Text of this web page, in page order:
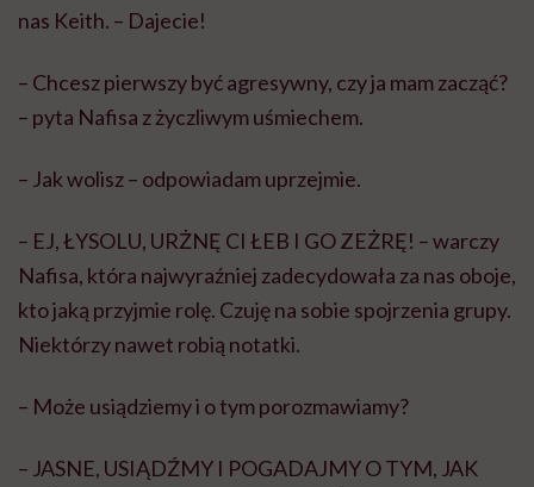
nas Keith. – Dajecie!
– Chcesz pierwszy być agresywny, czy ja mam zacząć?
– pyta Nafisa z życzliwym uśmiechem.
– Jak wolisz – odpowiadam uprzejmie.
– EJ, ŁYSOLU, URŻNĘ CI ŁEB I GO ZEŻRĘ! – warczy
Nafisa, która najwyraźniej zadecydowała za nas oboje,
kto jaką przyjmie rolę. Czuję na sobie spojrzenia grupy.
Niektórzy nawet robią notatki.
– Może usiądziemy i o tym porozmawiamy?
– JASNE, USIĄDŹMY I POGADAJMY O TYM, JAK